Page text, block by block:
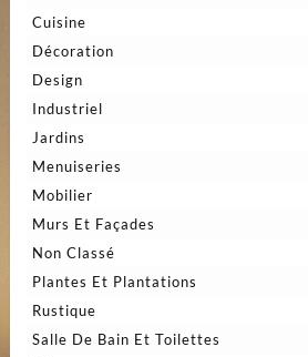
Cuisine
Décoration
Design
Industriel
Jardins
Menuiseries
Mobilier
Murs Et Façades
Non Classé
Plantes Et Plantations
Rustique
Salle De Bain Et Toilettes